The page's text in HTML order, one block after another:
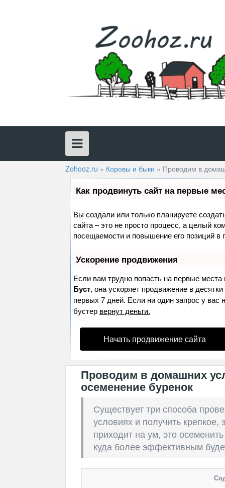
Zohooz.ru » Коровы и быки » Проводим в
Как продвинуть сайт на первые
Вы создали или только планируете
сайта – это не просто процесс, а целый
посещаемости и повышение его позиций в
Ускорение продвижения
Если вам трудно попасть на первые
Буст, она ускоряет продвижение в
первых 7 дней. Если ни один запрос у вас
бустер вернут деньги.
Начать продвижение сайта
Проводим в домашних
осеменение буренок
Существует три способа
условиях и получить
приходит на ум, это
куда более эффективным